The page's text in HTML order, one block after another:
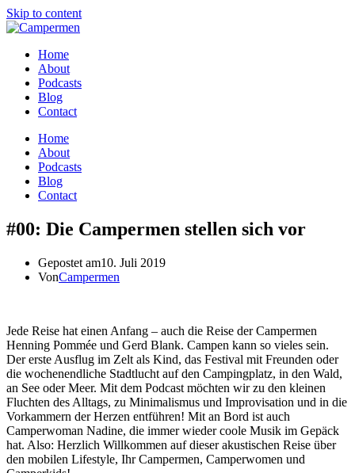
Skip to content
Home
About
Podcasts
Blog
Contact
Home
About
Podcasts
Blog
Contact
#00: Die Campermen stellen sich vor
Gepostet am10. Juli 2019
VonCampermen
Jede Reise hat einen Anfang – auch die Reise der Campermen
Henning Pommée und Gerd Blank. Campen kann so vieles sein.
Der erste Ausflug im Zelt als Kind, das Festival mit Freunden oder
die wochenendliche Stadtlucht auf den Campingplatz, in den Wald,
an See oder Meer. Mit dem Podcast möchten wir zu den kleinen
Fluchten des Alltags, zu Minimalismus und Improvisation und in die
Vorkammern der Herzen entführen! Mit an Bord ist auch
Camperwoman Nadine, die immer wieder coole Musik im Gepäck
hat. Also: Herzlich Willkommen auf dieser akustischen Reise über
den mobilen Lifestyle, Ihr Campermen, Camperwomen und